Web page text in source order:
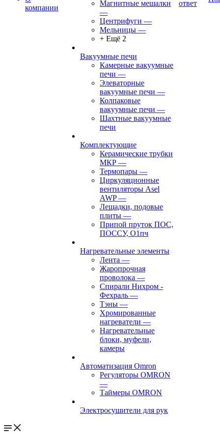
компании
Магнитные мешалки
—
Центрифуги —
Мельницы —
+ Ещё 2
Вакуумные печи
Камерные вакуумные
печи —
Элеваторные
вакуумные печи —
Колпаковые
вакуумные печи —
Шахтные вакуумные
печи
Комплектующие
Керамические трубки
МКР —
Термопары —
Циркуляционные
вентиляторы Asel
AWP—
Лещадки, подовые
плиты —
Припой пруток ПОС,
ПОССУ, О1пч
Нагревательные элементы
Лента —
Жаропрочная
проволока —
Спирали Нихром -
Фехраль —
Тэны —
Хромированные
нагреватели —
Нагревательные
блоки, муфели,
камеры
Автоматизация Omron
Регуляторы OMRON
—
Таймеры OMRON
Электросушители для рук
ответ